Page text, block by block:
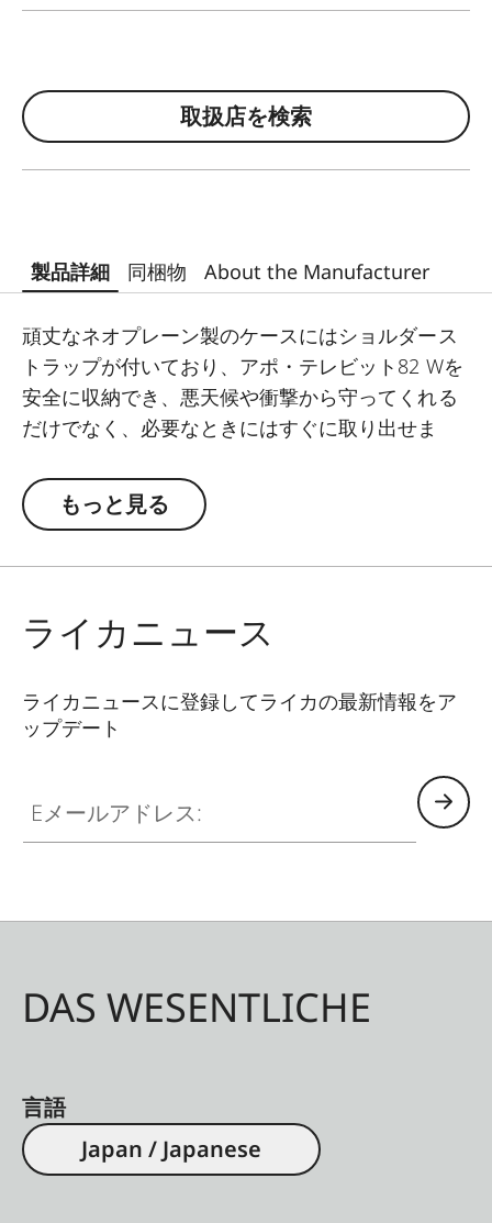
取扱店を検索
製品詳細 同梱物 About the Manufacturer
頑丈なネオプレーン製のケースにはショルダース
トラップが付いており、アポ・テレビット82 Wを
安全に収納でき、悪天候や衝撃から守ってくれる
だけでなく、必要なときにはすぐに取り出せま
座の各部を別々に開閉できる優れたデザインを使
用し、ケースから取り出さずにフィールドスコー
もっと見る
ライカニュース
ライカニュースに登録してライカの最新情報をア
ップデート
DAS WESENTLICHE
言語
Japan / Japanese